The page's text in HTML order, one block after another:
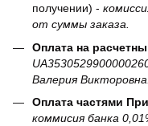
получении) -
от суммы заказа.
Оплата на
Валерия Викторовна.
Оплата частями
коммисия банка